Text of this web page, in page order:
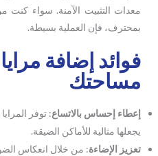
معدات التثبيت الآمنة. سواء كنت
بمحترف، فإن العملية بسيطة.
فوائد إضافة
مساحتك
إعطاء إحساس بالاتساع: توفر
يجعلها مثالية للأماكن الضيقة.
تعزيز الإضاءة: من خلال انعكاس